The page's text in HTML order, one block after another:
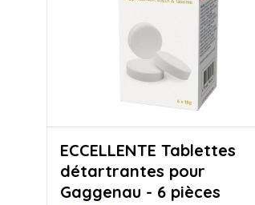
ECCELLENTE Tablettes
détartrantes pour
Gaggenau - 6 pièces